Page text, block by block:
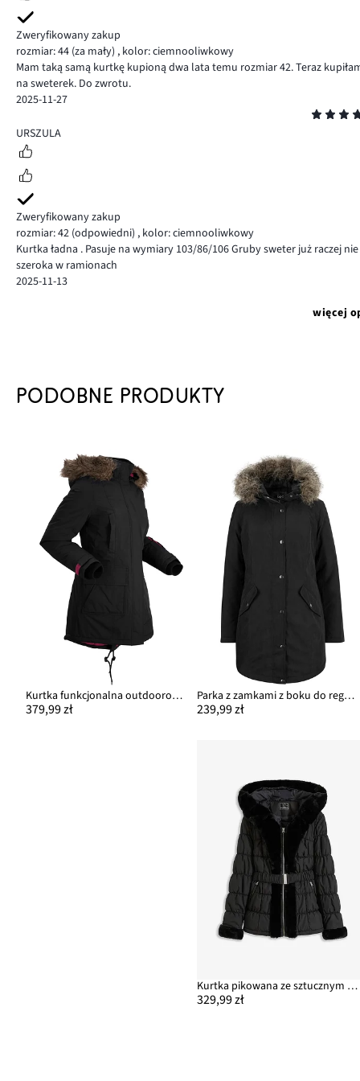
Zweryfikowany zakup
rozmiar: 44 (za mały) , kolor: ciemnooliwkowy
Mam taką samą kurtkę kupioną dwa lata temu rozmiar 42. Teraz
na sweterek. Do zwrotu.
2025-11-27
5URSZULA
Zweryfikowany zakup
rozmiar: 42 (odpowiedni) , kolor: ciemnooliwkowy
Kurtka ładna . Pasuje na wymiary 103/86/106 Gruby sweter już raczej
szeroka w ramionach
2025-11-13
więcej
PODOBNE PRODUKTY
Kurtka funkcjonalna outdoorowa, ocieplana, nieprzemakalna
379,99 zł
Parka z zamkami z boku do regulacji obwodu
239,99 zł
Kurtka pikowana ze sztucznym futerkiem
329,99 zł